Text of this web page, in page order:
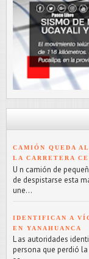
CAMIÓN QUEDA
LA CARRETERA
U n camión de
de despistarse esta
une...
IDENTIFICAN A
EN YANAHUANCA
L as autoridades
persona que perdió